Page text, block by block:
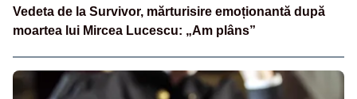
Vedeta de la Survivor, mărturisire emoționantă după
moartea lui Mircea Lucescu: „Am plâns”